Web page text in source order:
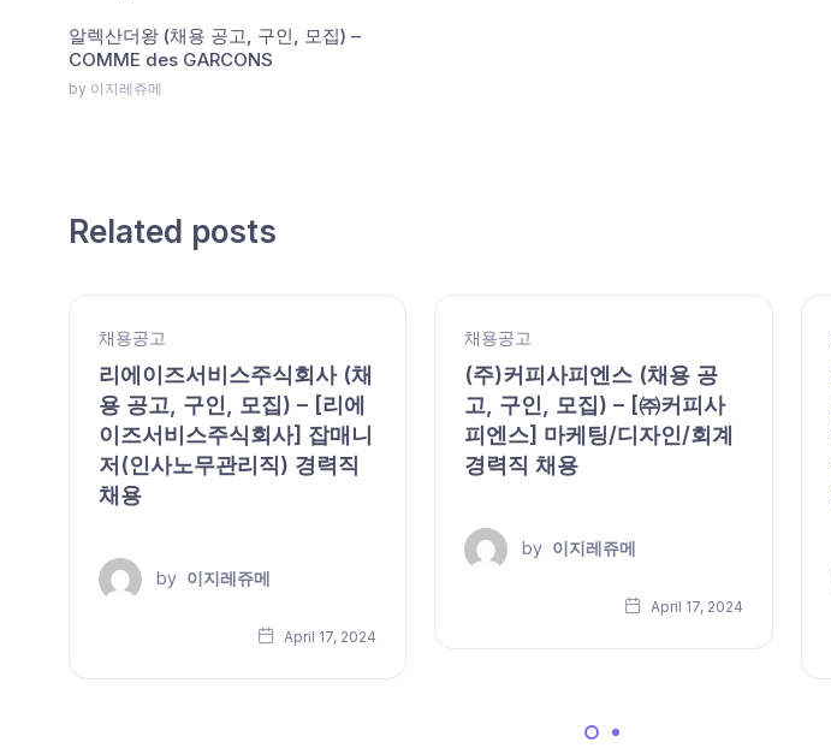
알렉산더왕 (채용 공고, 구인, 모집) –
COMME des GARCONS
by 이지레쥬메
Related posts
채용공고
리에이즈서비스주식회사 (채
용 공고, 구인, 모집) – [리에
이즈서비스주식회사] 잡매니
저(인사노무관리직) 경력직
채용
by 이지레쥬메
April 17, 2024
채용공고
(주)커피사피엔스 (채용 공
고, 구인, 모집) – [㈜커피사
피엔스] 마케팅/디자인/회계
경력직 채용
by 이지레쥬메
April 17, 2024